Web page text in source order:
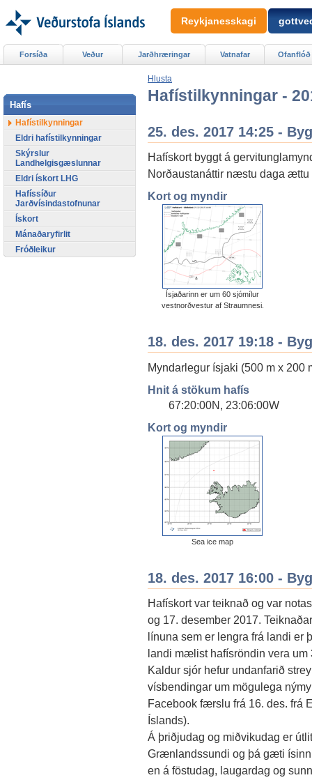
Hlusta
Hafístilkynningar -
25. des. 2017 14:25 -
Hafískort byggt á
Norðaustanáttir næstu daga
Kort og myndir
Ísjaðarinn er um 60 sjómílur
vestnorðvestur af Straumnesi.
18. des. 2017 19:18 -
Myndarlegur ísjaki (500 m x 200
Hnit á stökum hafís
67:20:00N, 23:06:00W
Kort og myndir
Sea ice map
18. des. 2017 16:00 -
Hafískort var teiknað og var
og 17. desember 2017.
línuna sem er lengra frá landi
landi mælist hafísröndin vera
Kaldur sjór hefur undanfarið
vísbendingar um mögulega
Facebook færslu frá 16. des. frá
Íslands).
Á þriðjudag og miðvikudag er
Grænlandssundi og þá gæti
en á föstudag, laugardag og
Forsíða Veður Jarðhræringar Vatnafar Ofanflóð
Hafís
Hafístilkynningar
Eldri hafístilkynningar
Skýrslur
Landhelgisgæslunnar
Eldri ískort LHG
Hafíssíður
Jarðvísindastofnunar
Ískort
Mánaðaryfirlit
Fróðleikur
Reykjanesskagi